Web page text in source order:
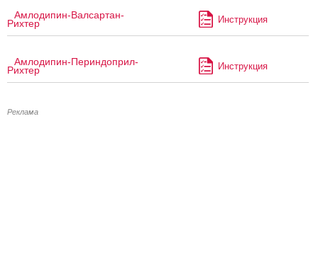
Амлодипин-Валсартан-
Рихтер Инструкция
Амлодипин-Периндоприл-
Рихтер Инструкция
Реклама